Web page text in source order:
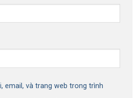
email, và trang web trong trình